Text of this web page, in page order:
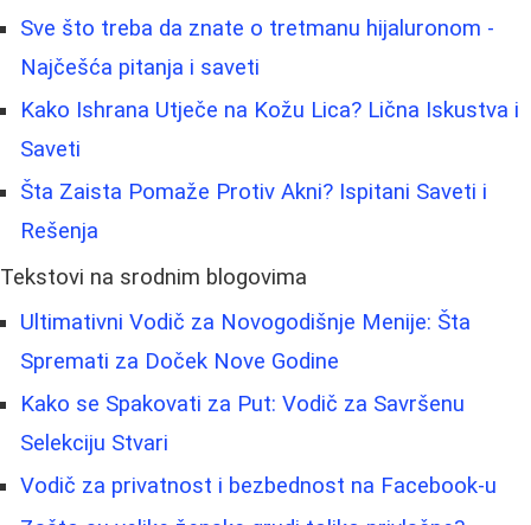
Sve što treba da znate o tretmanu hijaluronom -
Najčešća pitanja i saveti
Kako Ishrana Utječe na Kožu Lica? Lična Iskustva i
Saveti
Šta Zaista Pomaže Protiv Akni? Ispitani Saveti i
Rešenja
Tekstovi na srodnim blogovima
Ultimativni Vodič za Novogodišnje Menije: Šta
Spremati za Doček Nove Godine
Kako se Spakovati za Put: Vodič za Savršenu
Selekciju Stvari
Vodič za privatnost i bezbednost na Facebook-u